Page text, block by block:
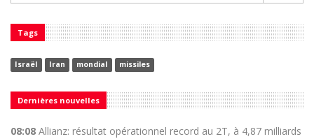
Tags
Israël Iran mondial missiles
Dernières nouvelles
08:08 Allianz: résultat opérationnel record au 2T, à 4,87 milliards